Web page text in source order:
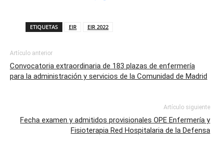
ETIQUETAS EIR EIR 2022
Artículo anterior
Convocatoria extraordinaria de 183 plazas de enfermería
para la administración y servicios de la Comunidad de Madrid
Artículo siguiente
Fecha examen y admitidos provisionales OPE Enfermería y
Fisioterapia Red Hospitalaria de la Defensa